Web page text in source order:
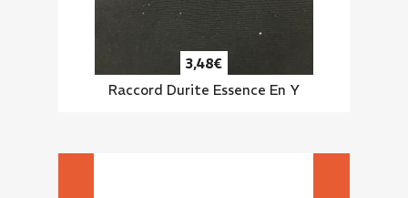
3,48€
Raccord Durite Essence En Y